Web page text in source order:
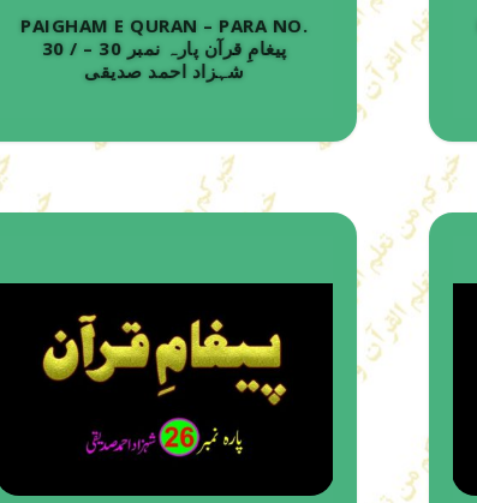
PAIGHAM E QURAN – PARA NO.
30 / پیغامِ قرآن پارہ نمبر 30 –
شہزاد احمد صدیقی